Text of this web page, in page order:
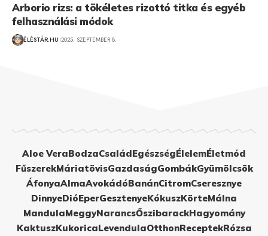
Arborio rizs: a tökéletes rizottó titka és egyéb
felhasználási módok
ÉLÉSTÁR.HU 2025. SZEPTEMBER 8.
Aloe VeraBodzaCsaládEgészségÉlelemÉletmód
FűszerekMáriatövisGazdaságGombákGyümölcsök
ÁfonyaAlmaAvokádóBanánCitromCseresznye
DinnyeDióEperGesztenyeKókuszKörteMálna
MandulaMeggyNarancsŐszibarackHagyomány
KaktuszKukoricaLevendulaOtthonReceptekRózsa